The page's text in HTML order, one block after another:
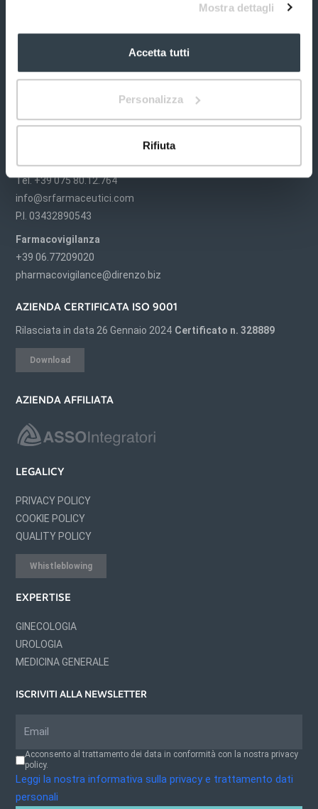
Mostra dettagli
Accetta tutti
Personalizza
Rifiuta
S&R Farmaceutici S.p.A.
Via dei Pioppi, 2
Perugia (PG) Italia
Tel. +39 075 80.12.764
info@srfarmaceutici.com
P.I. 03432890543
Farmacovigilanza
+39 06.77209020
pharmacovigilance@direnzo.biz
AZIENDA CERTIFICATA ISO 9001
Rilasciata in data 26 Gennaio 2024 Certificato n. 328889
Download
AZIENDA AFFILIATA
LEGALICY
PRIVACY POLICY
COOKIE POLICY
QUALITY POLICY
Whistleblowing
EXPERTISE
GINECOLOGIA
UROLOGIA
MEDICINA GENERALE
ISCRIVITI ALLA NEWSLETTER
Acconsento al trattamento dei data in conformità con la nostra privacy
policy.
Leggi la nostra informativa sulla privacy e trattamento dati
personali